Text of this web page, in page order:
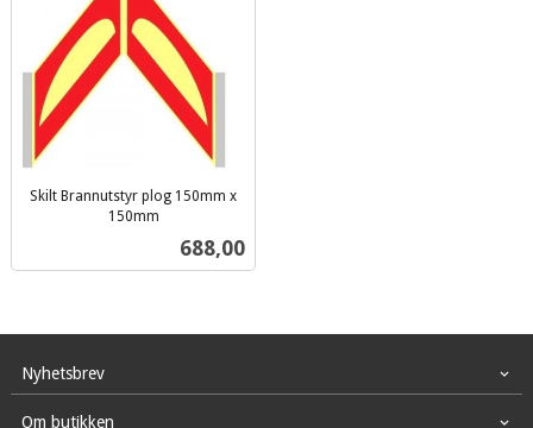
Skilt Brannutstyr plog 150mm x
150mm
Pris
688,00
Nyhetsbrev
Om butikken